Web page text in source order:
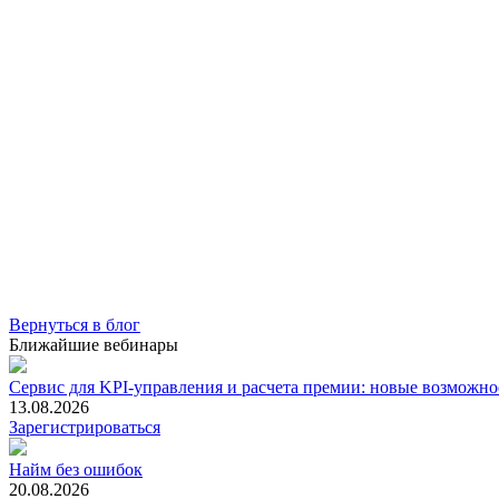
Вернуться в блог
Ближайшие вебинары
Сервис для KPI-управления и расчета премии: новые
13.08.2026
Зарегистрироваться
Найм без ошибок
20.08.2026